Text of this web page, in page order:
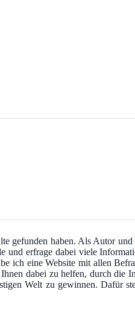
gefunden haben. Als Autor
und erfrage dabei viele
ich eine Website mit allen
dabei zu helfen, durch die
Welt zu gewinnen. Dafür